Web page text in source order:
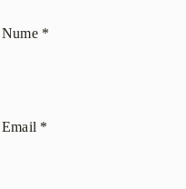
Nume *
Email *